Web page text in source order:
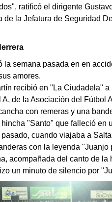
ratificó el dirigente
de la Jefatura de Seguridad
la semana pasada en en
amores.
recibió en "La Ciudadela"
de la Asociación del Fútbol
con remeras y una
"Santo" que falleció en
cuando viajaba a
con la leyenda "Juanjo
acompañada del canto de la
un minuto de silencio por